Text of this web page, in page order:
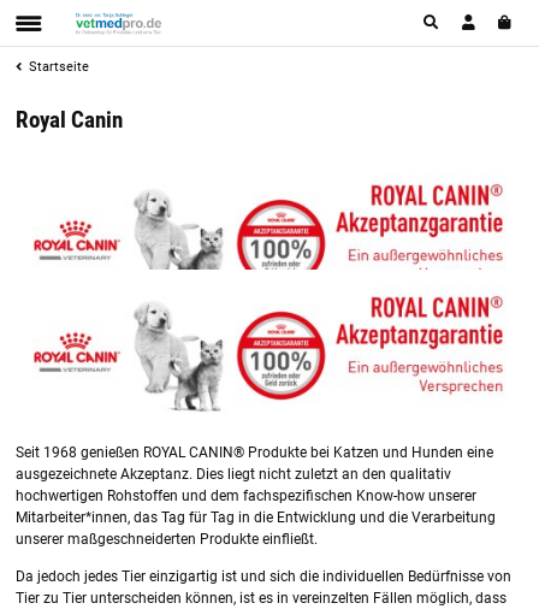
Startseite
Royal Canin
Seit 1968 genießen ROYAL CANIN® Produkte bei Katzen und Hunden eine
ausgezeichnete Akzeptanz. Dies liegt nicht zuletzt an den qualitativ
hochwertigen Rohstoffen und dem fachspezifischen Know-how unserer
Mitarbeiter*innen, das Tag für Tag in die Entwicklung und die Verarbeitung
unserer maßgeschneiderten Produkte einfließt.
Da jedoch jedes Tier einzigartig ist und sich die individuellen Bedürfnisse von
Tier zu Tier unterscheiden können, ist es in vereinzelten Fällen möglich, dass